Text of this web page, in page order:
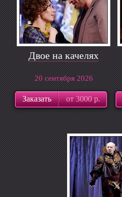
Двое на качелях
20 сентября 2026
Заказать от 3000 р.